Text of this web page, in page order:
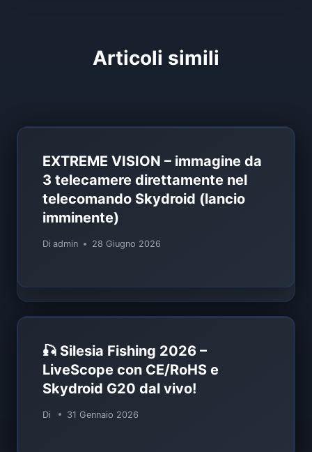
Articoli simili
EXTREME VISION – immagine da
3 telecamere direttamente nel
telecomando Skydroid (lancio
imminente)
Di admin 28 Giugno 2026
🎣 Silesia Fishing 2026 –
LiveScope con CE/RoHS e
Skydroid G20 dal vivo!
Di 31 Gennaio 2026